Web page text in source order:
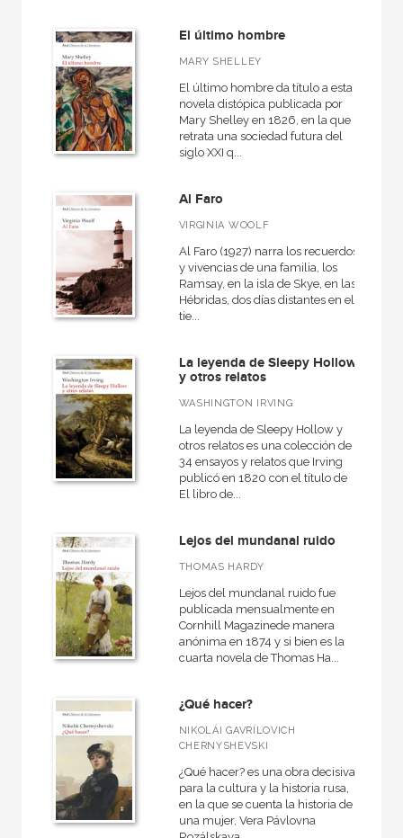
El último hombre
MARY SHELLEY
El último hombre da título a esta
novela distópica publicada por
Mary Shelley en 1826, en la que
retrata una sociedad futura del
siglo XXI q...
Al Faro
VIRGINIA WOOLF
Al Faro (1927) narra los recuerdos
y vivencias de una familia, los
Ramsay, en la isla de Skye, en las
Hébridas, dos días distantes en el
tie...
La leyenda de Sleepy Hollow
y otros relatos
WASHINGTON IRVING
La leyenda de Sleepy Hollow y
otros relatos es una colección de
34 ensayos y relatos que Irving
publicó en 1820 con el título de
El libro de...
Lejos del mundanal ruido
THOMAS HARDY
Lejos del mundanal ruido fue
publicada mensualmente en
Cornhill Magazinede manera
anónima en 1874 y si bien es la
cuarta novela de Thomas Ha...
¿Qué hacer?
NIKOLÁI GAVRÍLOVICH
CHERNYSHEVSKI
¿Qué hacer? es una obra decisiva
para la cultura y la historia rusa,
en la que se cuenta la historia de
una mujer, Vera Pávlovna